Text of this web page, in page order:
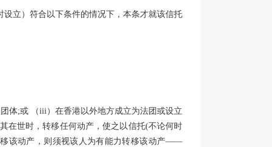
设立）符合以下条件的情况下，本条才就该信托
体;或 （iii）在香港以外地方成立为法团或设立
在世时，转移任何动产，使之以信托(不论何时
该动产，则须视该人为有能力转移该动产——